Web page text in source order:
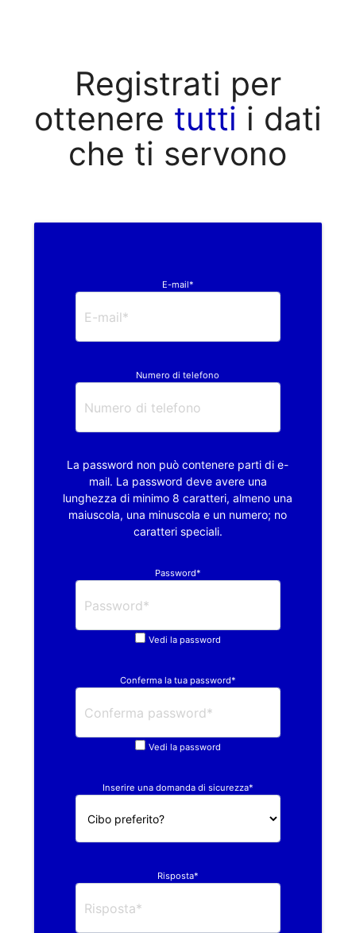
Registrati per
ottenere tutti i dati
che ti servono
E-mail*
Numero di telefono
La password non può contenere parti di e-
mail. La password deve avere una
lunghezza di minimo 8 caratteri, almeno una
maiuscola, una minuscola e un numero; no
caratteri speciali.
Password*
Vedi la password
Conferma la tua password*
Vedi la password
Inserire una domanda di sicurezza*
Risposta*